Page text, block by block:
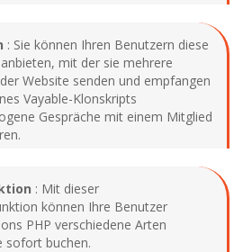
: Sie können Ihren Benutzern diese
mit der sie mehrere
Website senden und empfangen
Vayable-Klonskripts
Gespräche mit einem Mitglied
: Mit dieser
können Ihre Benutzer
PHP verschiedene Arten
sofort buchen.